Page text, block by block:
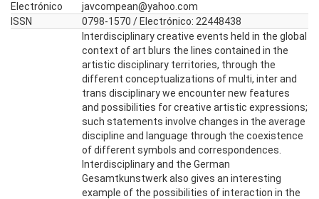
Electrónico
javcompean@yahoo.com
ISSN
0798-1570 / Electrónico: 22448438
Interdisciplinary creative events held in the global
context of art blurs the lines contained in the
artistic disciplinary territories, through the
different conceptualizations of multi, inter and
trans disciplinary we encounter new features
and possibilities for creative artistic expressions;
such statements involve changes in the average
discipline and language through the coexistence
of different symbols and correspondences.
Interdisciplinary and the German
Gesamtkunstwerk also gives an interesting
example of the possibilities of interaction in the